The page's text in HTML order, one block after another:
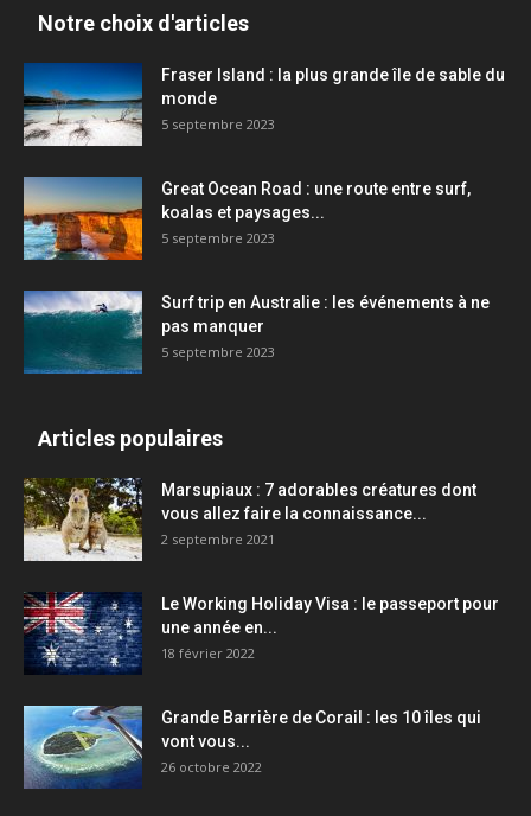
Notre choix d'articles
Fraser Island : la plus grande île de sable du
monde
5 septembre 2023
Great Ocean Road : une route entre surf,
koalas et paysages...
5 septembre 2023
Surf trip en Australie : les événements à ne
pas manquer
5 septembre 2023
Articles populaires
Marsupiaux : 7 adorables créatures dont
vous allez faire la connaissance...
2 septembre 2021
Le Working Holiday Visa : le passeport pour
une année en...
18 février 2022
Grande Barrière de Corail : les 10 îles qui
vont vous...
26 octobre 2022